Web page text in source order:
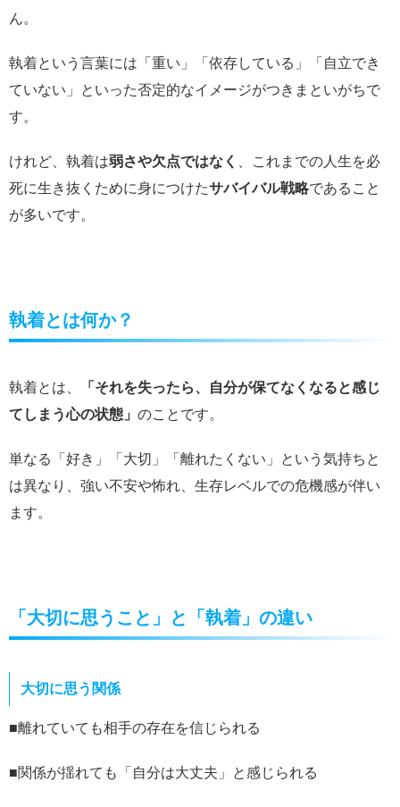
ん。
執着という言葉には「重い」「依存している」「自立でき
ていない」といった否定的なイメージがつきまといがちで
す。
けれど、執着は弱さや欠点ではなく
、これまでの人生を必
死に生き抜くために身につけたサバイバル戦略であること
が多いです。
執着とは何か？
執着とは、
「それを失ったら、自分が保てなくなると感じ
てしまう心の状態」 のことです。
単なる「好き」「大切」「離れたくない」という気持ちと
は異なり、強い不安や怖れ、生存レベルでの危機感が伴い
ます。
「大切に思うこと」と「執着」の違い
大切に思う関係
■離れていても相手の存在を信じられる
■関係が揺れても「自分は大丈夫」と感じられる